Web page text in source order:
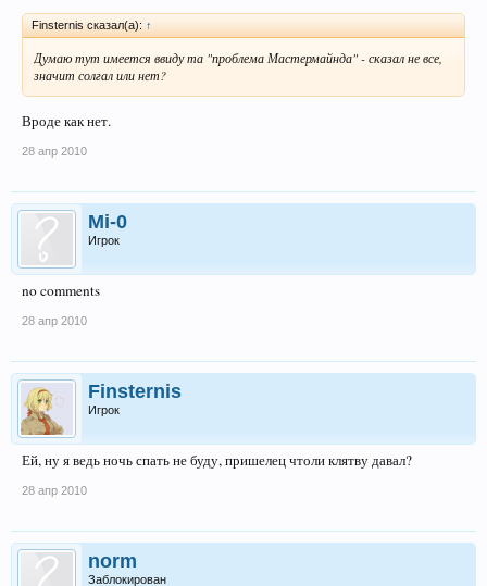
Finsternis сказал(а): ↑
Думаю тут имеется ввиду та "проблема Мастермайнда" - сказал не все,
значит солгал или нет?
Вроде как нет.
28 апр 2010
Mi-0
Игрок
no comments
28 апр 2010
Finsternis
Игрок
Ей, ну я ведь ночь спать не буду, пришелец чтоли клятву давал?
28 апр 2010
norm
Заблокирован